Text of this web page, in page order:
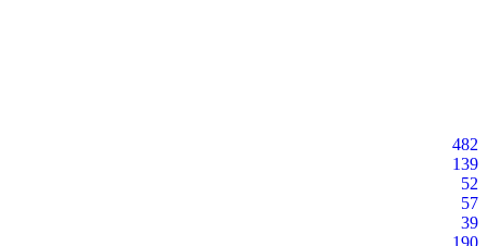
482
139
52
57
39
190